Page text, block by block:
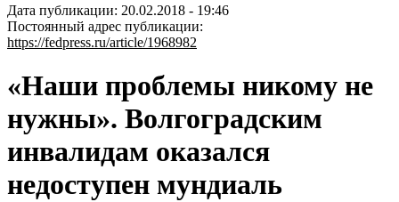
Дата публикации: 20.02.2018 - 19:46
Постоянный адрес публикации:
https://fedpress.ru/article/1968982
«Наши проблемы никому не
нужны». Волгоградским
инвалидам оказался
недоступен мундиаль